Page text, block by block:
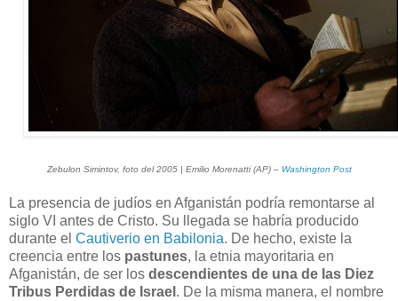
Zebulon Simintov, foto del 2005 | Emilio Morenatti (AP) – Washington Post
La presencia de judíos en Afganistán podría remontarse al
siglo VI antes de Cristo. Su llegada se habría producido
durante el Cautiverio en Babilonia. De hecho, existe la
creencia entre los pastunes, la etnia mayoritaria en
Afganistán, de ser los descendientes de una de las Diez
Tribus Perdidas de Israel . De la misma manera, el nombre